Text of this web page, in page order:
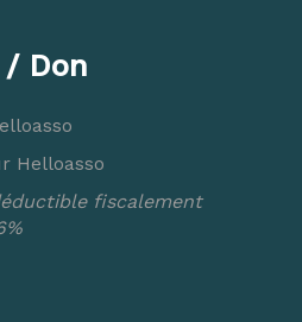
Don
Helloasso
fiscalement